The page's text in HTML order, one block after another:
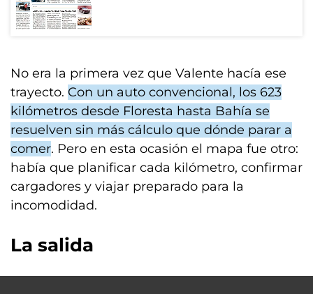
No era la primera vez que Valente hacía ese
trayecto. Con un auto convencional, los 623
kilómetros desde Floresta hasta Bahía se
resuelven sin más cálculo que dónde parar a
comer. Pero en esta ocasión el mapa fue otro:
había que planificar cada kilómetro, confirmar
cargadores y viajar preparado para la
incomodidad.
La salida